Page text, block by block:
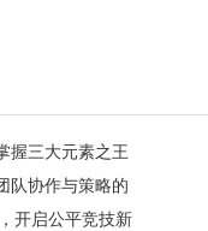
握三大元素之王
队协作与策略的
开启公平竞技新